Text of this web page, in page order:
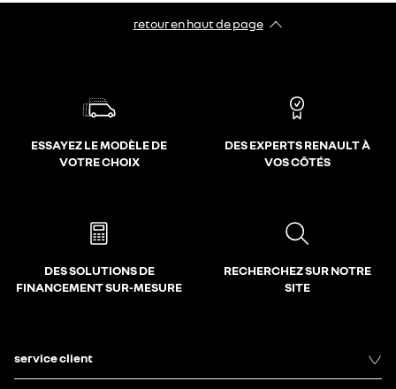
retour en haut de page​
ESSAYEZ LE MODÈLE DE
VOTRE CHOIX
DES EXPERTS RENAULT À
VOS CÔTÉS
DES SOLUTIONS DE
FINANCEMENT SUR-MESURE
RECHERCHEZ SUR NOTRE
SITE
service client